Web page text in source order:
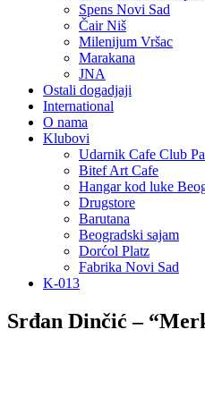
Spens Novi Sad
Čair Niš
Milenijum Vršac
Marakana
JNA
Ostali dogadjaji
International
O nama
Klubovi
Udarnik Cafe Club
Bitef Art Cafe
Hangar kod luke
Drugstore
Barutana
Beogradski sajam
Dorćol Platz
Fabrika Novi Sad
K-013
Srđan Dinčić –